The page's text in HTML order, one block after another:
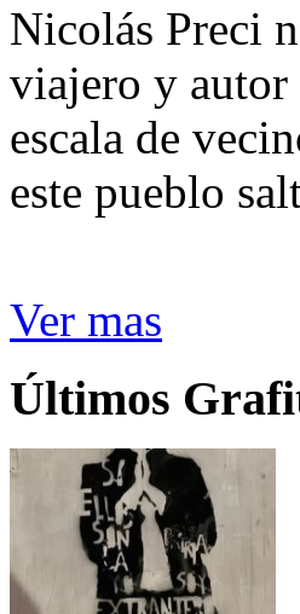
Nicolás Preci
viajero y autor
escala de
este pueblo
Ver mas
Últimos